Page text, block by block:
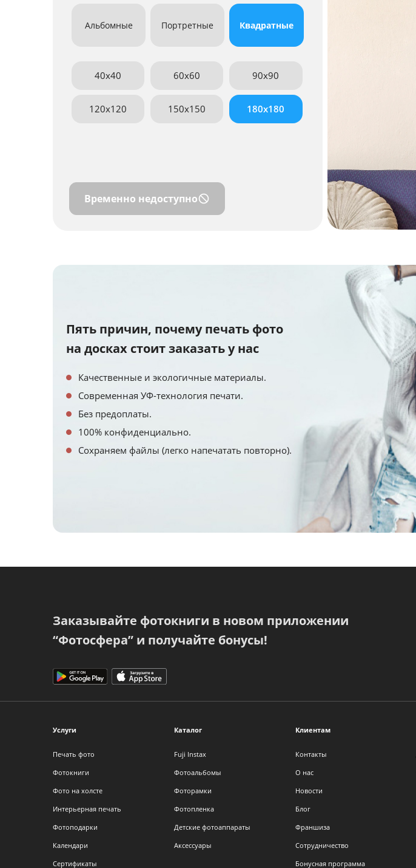
Альбомные Портретные Квадратные
40x40 60x60 90x90
120x120 150x150 180x180
Временно недоступно
Пять причин, почему печать фото
на досках стоит заказать у нас
Качественные и экологичные материалы.
Современная УФ-технология печати.
Без предоплаты.
100% конфиденциально.
Сохраняем файлы (легко напечатать повторно).
Заказывайте фотокниги в новом приложении
“Фотосфера” и получайте бонусы!
Услуги
Печать фото
Фотокниги
Фото на холсте
Интерьерная печать
Фотоподарки
Календари
Сертификаты
Каталог
Fuji Instax
Фотоальбомы
Фоторамки
Фотопленка
Детские фотоаппараты
Аксессуары
Клиентам
Контакты
О нас
Новости
Блог
Франшиза
Сотрудничество
Бонусная программа